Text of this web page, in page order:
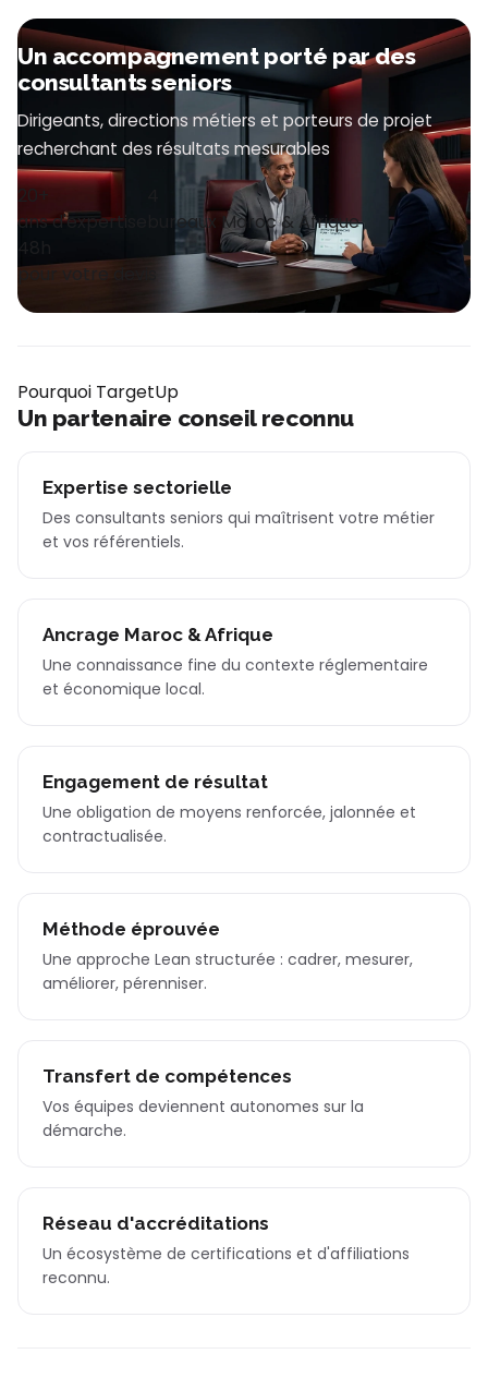
Un accompagnement porté par des
consultants seniors
Dirigeants, directions métiers et porteurs de projet
recherchant des résultats mesurables
20+
ans d'expertise
bureaux Maroc & Afrique
48h
pour votre devis
Pourquoi TargetUp
Un partenaire conseil reconnu
Expertise sectorielle
Des consultants seniors qui maîtrisent votre métier
et vos référentiels.
Ancrage Maroc & Afrique
Une connaissance fine du contexte réglementaire
et économique local.
Engagement de résultat
Une obligation de moyens renforcée, jalonnée et
contractualisée.
Méthode éprouvée
Une approche Lean structurée : cadrer, mesurer,
améliorer, pérenniser.
Transfert de compétences
Vos équipes deviennent autonomes sur la
démarche.
Réseau d'accréditations
Un écosystème de certifications et d'affiliations
reconnu.